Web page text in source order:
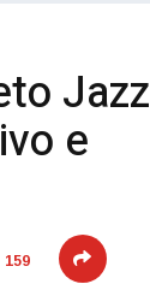
Jazz
e
159